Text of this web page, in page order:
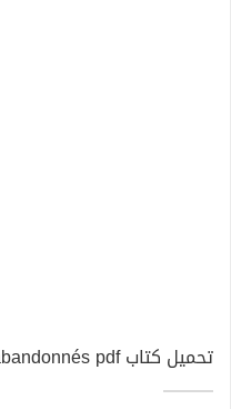
تحميل كتاب Les abandonnés pdf